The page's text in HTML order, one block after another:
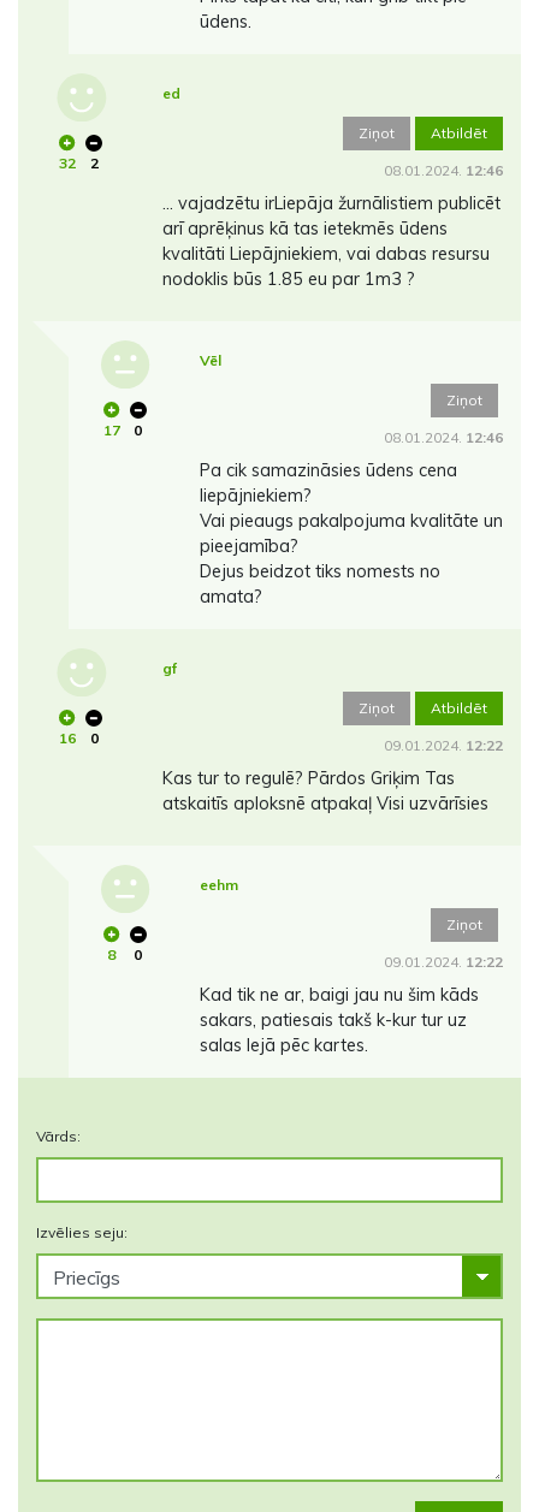
ūdens.
32 2
ed
Ziņot Atbildēt
08.01.2024. 12:46
... vajadzētu irLiepāja žurnālistiem publicēt
arī aprēķinus kā tas ietekmēs ūdens
kvalitāti Liepājniekiem, vai dabas resursu
nodoklis būs 1.85 eu par 1m3 ?
17 0
Vēl
Ziņot
08.01.2024. 12:46
Pa cik samazināsies ūdens cena
liepājniekiem?
Vai pieaugs pakalpojuma kvalitāte un
pieejamība?
Dejus beidzot tiks nomests no
amata?
16 0
gf
Ziņot Atbildēt
09.01.2024. 12:22
Kas tur to regulē? Pārdos Griķim Tas
atskaitīs aploksnē atpakaļ Visi uzvārīsies
8 0
eehm
Ziņot
09.01.2024. 12:22
Kad tik ne ar, baigi jau nu šim kāds
sakars, patiesais takš k-kur tur uz
salas lejā pēc kartes.
Vārds:
Izvēlies seju: